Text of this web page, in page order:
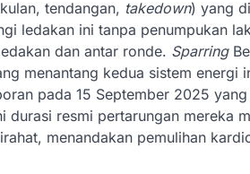
tendangan, takedown) yang
ledakan ini tanpa penumpukan
dan antar ronde. Sparring
menantang kedua sistem energi
pada 15 September 2025 yang
durasi resmi pertarungan mereka
menandakan pemulihan